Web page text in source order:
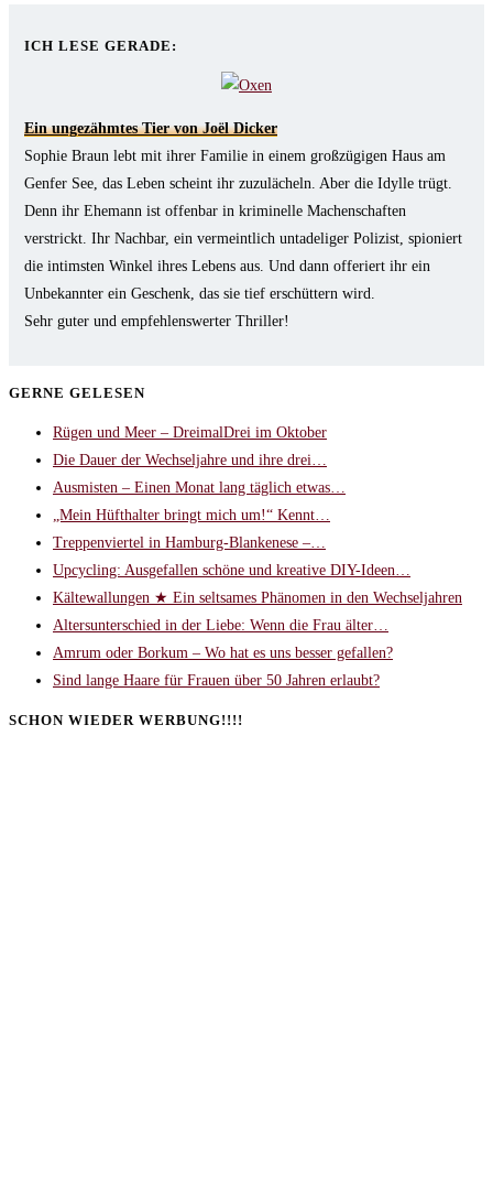
tab
new
ICH LESE GERADE:
Ein ungezähmtes Tier von Joël Dicker
Sophie Braun lebt mit ihrer Familie in einem großzügigen Haus am
Genfer See, das Leben scheint ihr zuzulächeln. Aber die Idylle trügt.
Denn ihr Ehemann ist offenbar in kriminelle Machenschaften
verstrickt. Ihr Nachbar, ein vermeintlich untadeliger Polizist, spioniert
die intimsten Winkel ihres Lebens aus. Und dann offeriert ihr ein
Unbekannter ein Geschenk, das sie tief erschüttern wird.
Sehr guter und empfehlenswerter Thriller!
GERNE GELESEN
Rügen und Meer – DreimalDrei im Oktober
Die Dauer der Wechseljahre und ihre drei…
Ausmisten – Einen Monat lang täglich etwas…
„Mein Hüfthalter bringt mich um!“ Kennt…
Treppenviertel in Hamburg-Blankenese –…
Upcycling: Ausgefallen schöne und kreative DIY-Ideen…
Kältewallungen ★ Ein seltsames Phänomen in den Wechseljahren
Altersunterschied in der Liebe: Wenn die Frau älter…
Amrum oder Borkum – Wo hat es uns besser gefallen?
Sind lange Haare für Frauen über 50 Jahren erlaubt?
SCHON WIEDER WERBUNG!!!!